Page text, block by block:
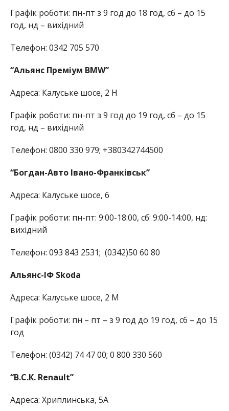
Графік роботи: пн-пт з 9 год до 18 год, сб – до 15
год, нд – вихідний
Телефон: 0342 705 570
“Альянс Преміум BMW”
Адреса: Калуське шосе, 2 Н
Графік роботи: пн-пт з 9 год до 19 год, сб – до 15
год, нд – вихідний
Телефон: 0800 330 979; +380342744500
“Богдан-Авто Івано-Франківськ”
Адреса: Калуське шосе, 6
Графік роботи: пн-пт: 9:00-18:00, сб: 9:00-14:00, нд:
вихідний
Телефон: 093 843 2531; (0342)50 60 80
Альянс-ІФ Skoda
Адреса: Калуське шосе, 2 М
Графік роботи: пн – пт – з 9 год до 19 год, сб – до 15
год
Телефон: (0342) 74 47 00; 0 800 330 560
“В.С.К. Renault”
Адреса: Хриплинська, 5А